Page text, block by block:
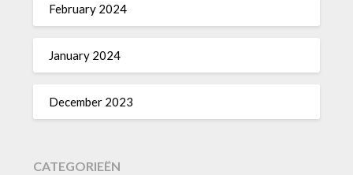
February 2024
January 2024
December 2023
CATEGORIEËN